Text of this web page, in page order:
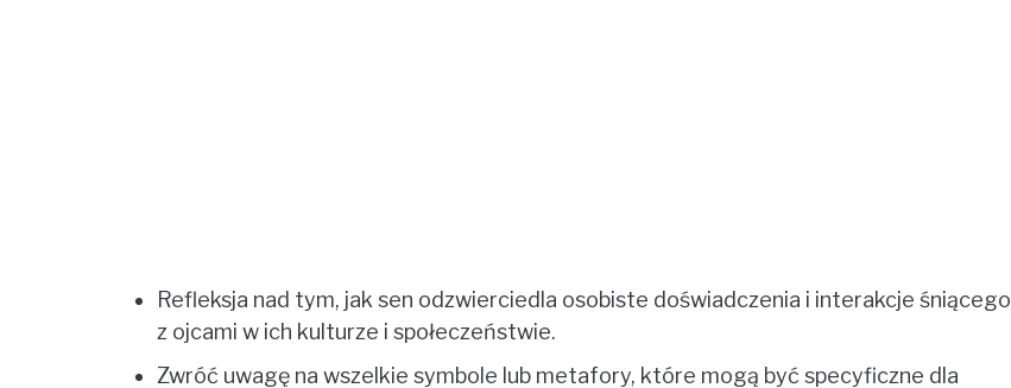
Refleksja nad tym, jak sen odzwierciedla osobiste doświadczenia i interakcje śniącego
z ojcami w ich kulturze i społeczeństwie.
Zwróć uwagę na wszelkie symbole lub metafory, które mogą być specyficzne dla